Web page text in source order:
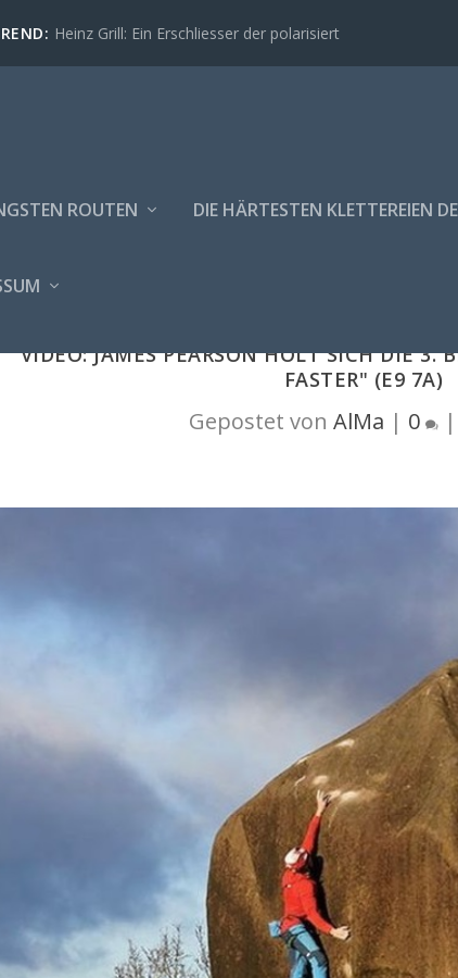
Heinz Grill: Ein Erschliesser der polarisiert
ROUTEN DIE HÄRTESTEN KLETTEREIEN
VIDEO: JAMES PEARSON HOLT SICH DIE 3.
FASTER" (E9 7A)
Gepostet von AlMa | 0 |